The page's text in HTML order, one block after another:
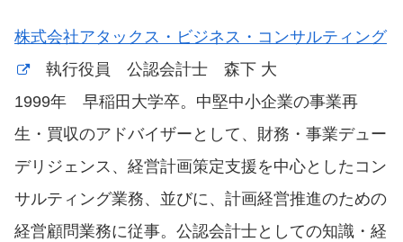
株式会社アタックス・ビジネス・コンサルティング
執行役員 公認会計士 森下 大
1999年 早稲田大学卒。中堅中小企業の事業再
生・買収のアドバイザーとして、財務・事業デュー
デリジェンス、経営計画策定支援を中心としたコン
サルティング業務、並びに、計画経営推進のための
経営顧問業務に従事。公認会計士としての知識・経